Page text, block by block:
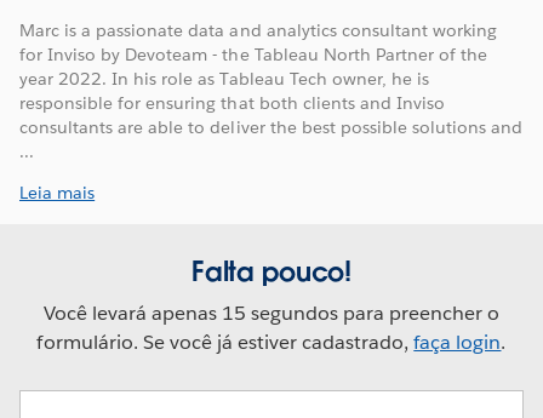
Marc is a passionate data and analytics consultant working
for Inviso by Devoteam - the Tableau North Partner of the
year 2022. In his role as Tableau Tech owner, he is
responsible for ensuring that both clients and Inviso
consultants are able to deliver the best possible solutions and
...
Leia mais
Falta pouco!
Você levará apenas 15 segundos para preencher o
formulário. Se você já estiver cadastrado,faça login.